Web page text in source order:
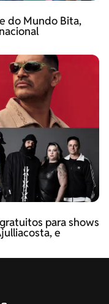
do Mundo Bita,
para shows
e